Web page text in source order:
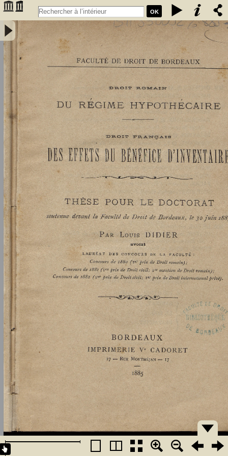
OK
Droit romain : du régime hypothécaire. Droit français : des effets du
bénéfice d'inventaire - Didier, Louis (1859-1913)